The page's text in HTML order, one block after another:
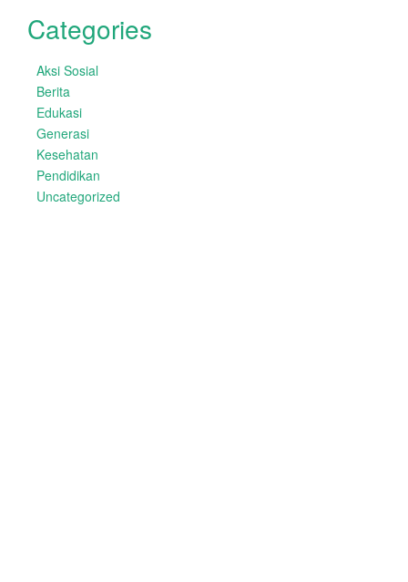
Categories
Aksi Sosial
Berita
Edukasi
Generasi
Kesehatan
Pendidikan
Uncategorized